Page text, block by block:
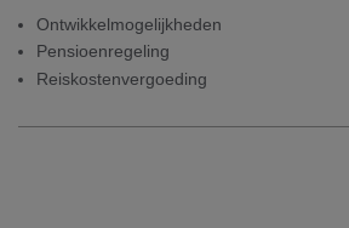
Ontwikkelmogelijkheden
Pensioenregeling
Reiskostenvergoeding